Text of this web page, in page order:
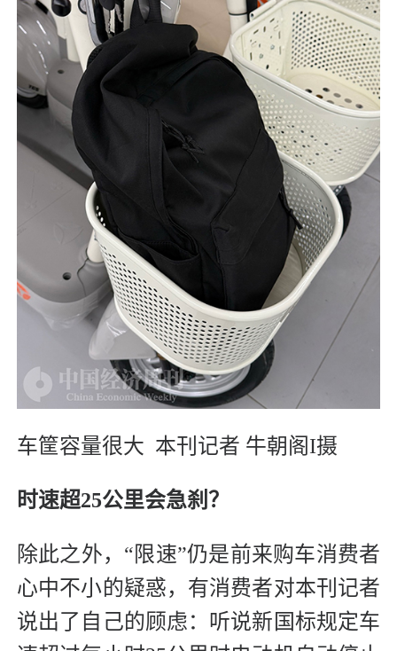
车筐容量很大 本刊记者 牛朝阁I摄
时速超25公里会急刹？
除此之外，“限速”仍是前来购车消费者
心中不小的疑惑，有消费者对本刊记者
说出了自己的顾虑：听说新国标规定车